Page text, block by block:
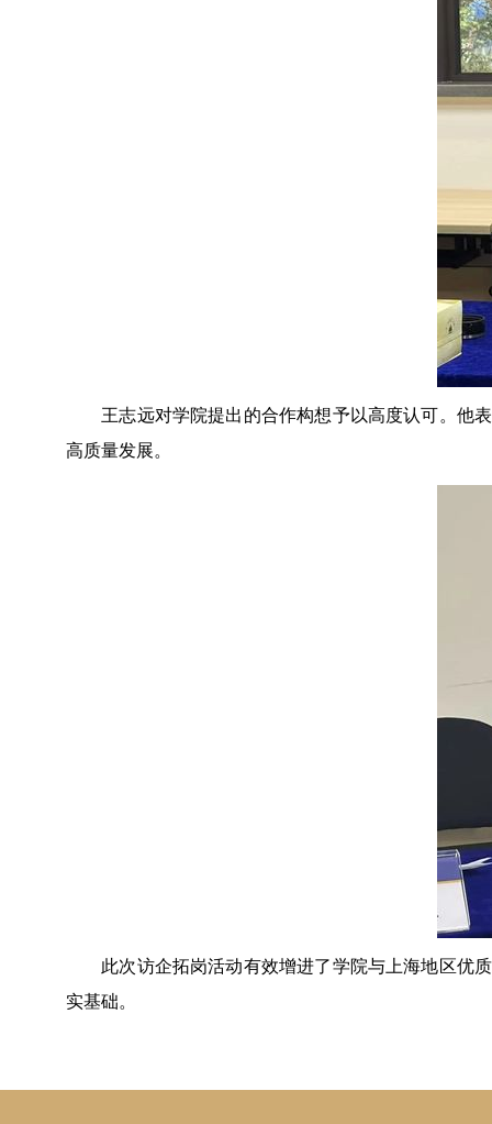
王志远对学院提出的合作构想予以高度认可。他
高质量发展。
此次访企拓岗活动有效增进了学院与上海地区优
实基础。